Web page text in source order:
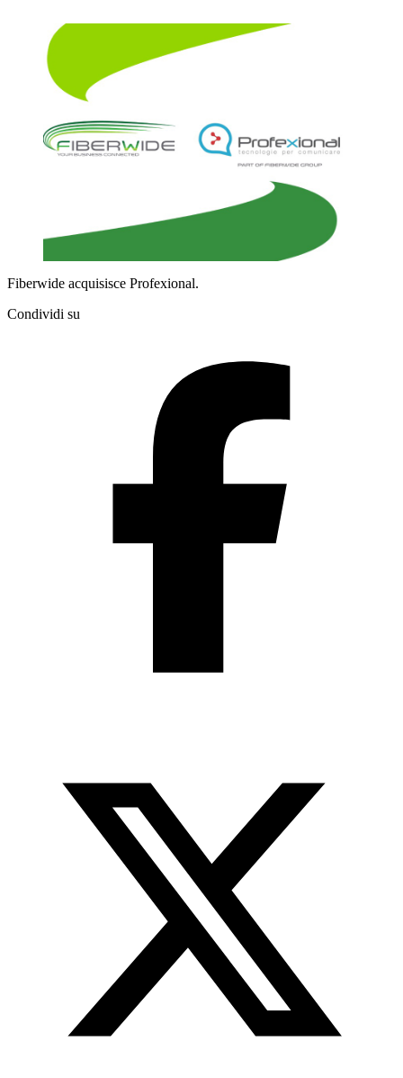
Fiberwide acquisisce Profexional.
Condividi su